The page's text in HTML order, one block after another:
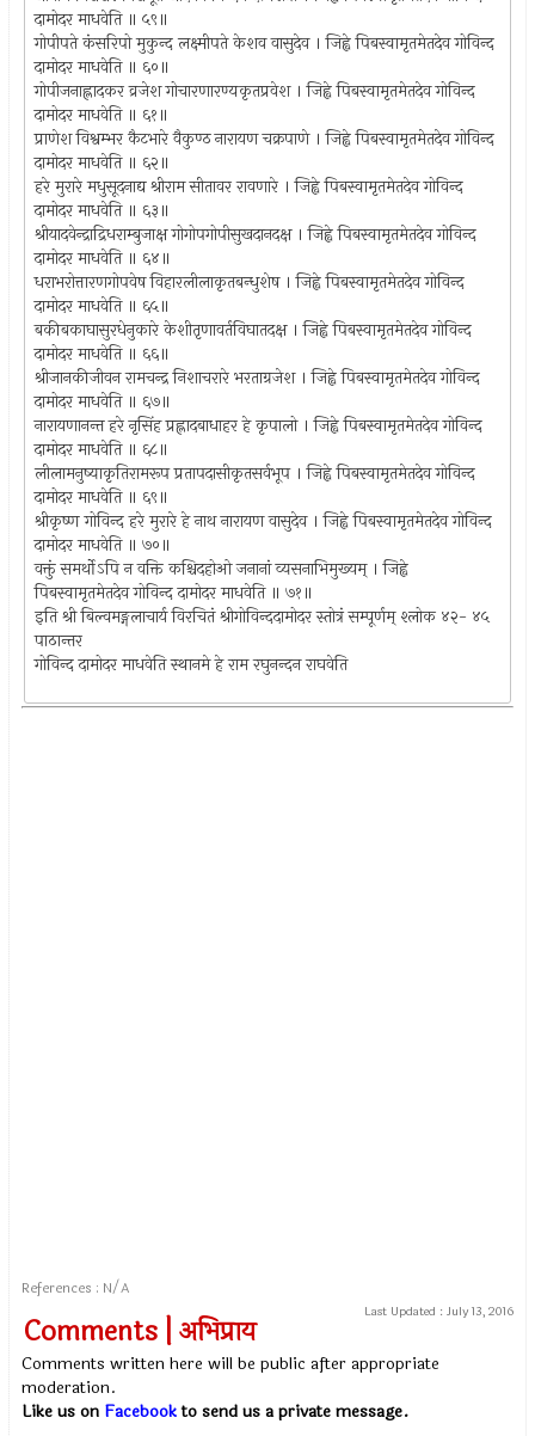
दामोदर माधवेति ॥ ५९॥
गोपीपते कंसरिपो मुकुन्द लक्ष्मीपते केशव वासुदेव । जिह्वे पिबस्वामृतमेतदेव गोविन्द
दामोदर माधवेति ॥ ६०॥
गोपीजनाह्लादकर व्रजेश गोचारणारण्यकृतप्रवेश । जिह्वे पिबस्वामृतमेतदेव गोविन्द
दामोदर माधवेति ॥ ६१॥
प्राणेश विश्वम्भर कैटभारे वैकुण्ठ नारायण चक्रपाणे । जिह्वे पिबस्वामृतमेतदेव गोविन्द
दामोदर माधवेति ॥ ६२॥
हरे मुरारे मधुसूदनाद्य श्रीराम सीतावर रावणारे । जिह्वे पिबस्वामृतमेतदेव गोविन्द
दामोदर माधवेति ॥ ६३॥
श्रीयादवेन्द्राद्रिधराम्बुजाक्ष गोगोपगोपीसुखदानदक्ष । जिह्वे पिबस्वामृतमेतदेव गोविन्द
दामोदर माधवेति ॥ ६४॥
धराभरोत्तारणगोपवेष विहारलीलाकृतबन्धुशेष । जिह्वे पिबस्वामृतमेतदेव गोविन्द
दामोदर माधवेति ॥ ६५॥
बकीबकाघासुरधेनुकारे केशीतृणावर्तविघातदक्ष । जिह्वे पिबस्वामृतमेतदेव गोविन्द
दामोदर माधवेति ॥ ६६॥
श्रीजानकीजीवन रामचन्द्र निशाचरारे भरताग्रजेश । जिह्वे पिबस्वामृतमेतदेव गोविन्द
दामोदर माधवेति ॥ ६७॥
नारायणानन्त हरे नृसिंह प्रह्लादबाधाहर हे कृपालो । जिह्वे पिबस्वामृतमेतदेव गोविन्द
दामोदर माधवेति ॥ ६८॥
लीलामनुष्याकृतिरामरूप प्रतापदासीकृतसर्वभूप । जिह्वे पिबस्वामृतमेतदेव गोविन्द
दामोदर माधवेति ॥ ६९॥
श्रीकृष्ण गोविन्द हरे मुरारे हे नाथ नारायण वासुदेव । जिह्वे पिबस्वामृतमेतदेव गोविन्द
दामोदर माधवेति ॥ ७०॥
वक्तुं समर्थोऽपि न वक्ति कश्चिदहोओ जनानां व्यसनाभिमुख्यम् । जिह्वे
पिबस्वामृतमेतदेव गोविन्द दामोदर माधवेति ॥ ७१॥
इति श्री बिल्वमङ्गलाचार्य विरचितं श्रीगोविन्ददामोदर स्तोत्रं सम्पूर्णम् श्लोक ४२- ४५
पाठान्तर
गोविन्द दामोदर माधवेति स्थानमे हे राम रघुनन्दन राघवेति
References : N/A
Last Updated : July 13, 2016
Comments | अभिप्राय
Comments written here will be public after appropriate
moderation.
Like us on Facebookto send us a private message.